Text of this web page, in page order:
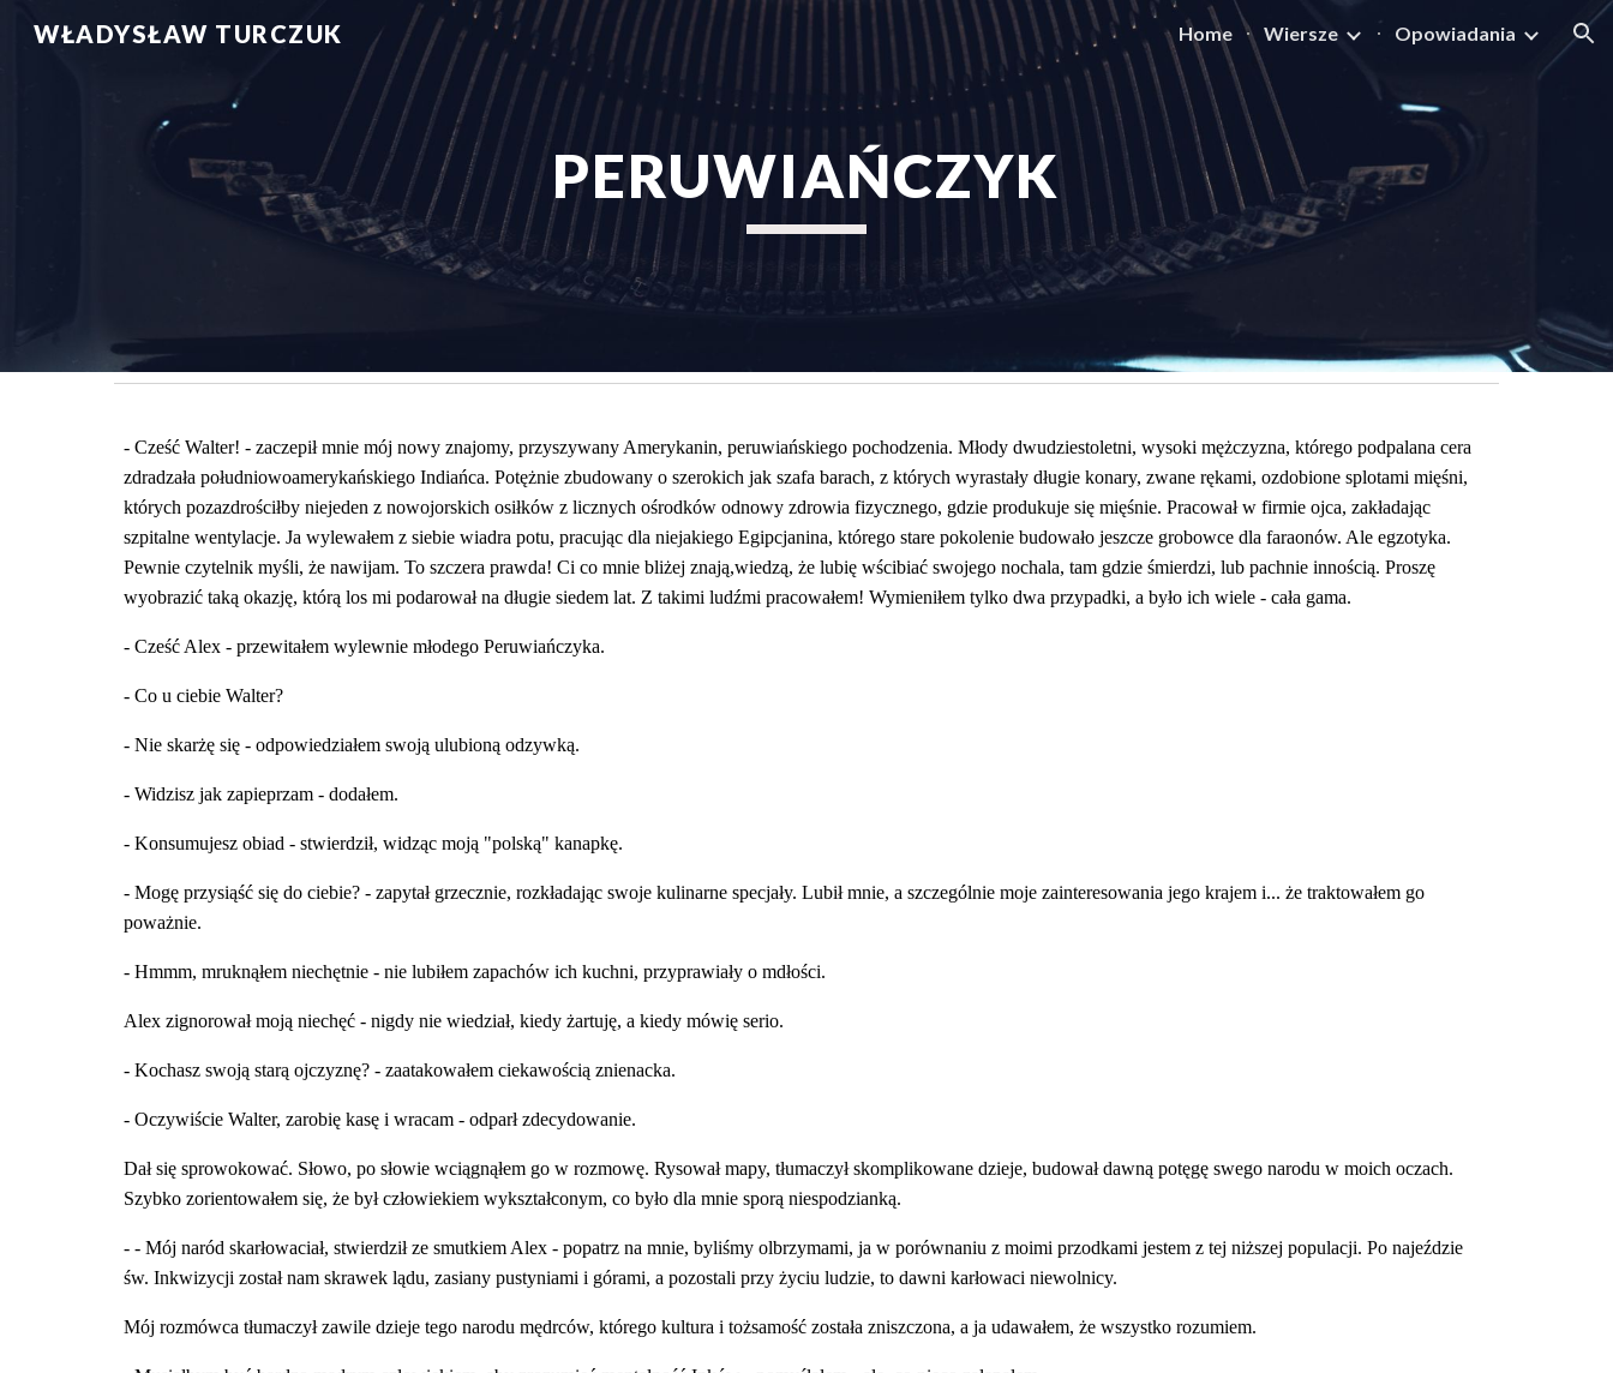
Skip to main content Skip to navigation
WŁADYSŁAW TURCZUK Home Wiersze Opowiadania
PERUWIAŃCZYK
- Cześć Walter! - zaczepił mnie mój nowy znajomy, przyszywany Amerykanin, peruwiańskiego pochodzenia. Młody dwudziestoletni, wysoki mężczyzna, którego podpalana cera
zdradzała południowoamerykańskiego Indiańca. Potężnie zbudowany o szerokich jak szafa barach, z których wyrastały długie konary, zwane rękami, ozdobione splotami mięśni,
których pozazdrościłby niejeden z nowojorskich osiłków z licznych ośrodków odnowy zdrowia fizycznego, gdzie produkuje się mięśnie. Pracował w firmie ojca, zakładając
szpitalne wentylacje. Ja wylewałem z siebie wiadra potu, pracując dla niejakiego Egipcjanina, którego stare pokolenie budowało jeszcze grobowce dla faraonów. Ale egzotyka.
Pewnie czytelnik myśli, że nawijam. To szczera prawda! Ci co mnie bliżej znają,wiedzą, że lubię wścibiać swojego nochala, tam gdzie śmierdzi, lub pachnie innością. Proszę
wyobrazić taką okazję, którą los mi podarował na długie siedem lat. Z takimi ludźmi pracowałem! Wymieniłem tylko dwa przypadki, a było ich wiele - cała gama.
- Cześć Alex - przewitałem wylewnie młodego Peruwiańczyka.
- Co u ciebie Walter?
- Nie skarżę się - odpowiedziałem swoją ulubioną odzywką.
- Widzisz jak zapieprzam - dodałem.
- Konsumujesz obiad - stwierdził, widząc moją "polską" kanapkę.
- Mogę przysiąść się do ciebie? - zapytał grzecznie, rozkładając swoje kulinarne specjały. Lubił mnie, a szczególnie moje zainteresowania jego krajem i... że traktowałem go
poważnie.
- Hmmm, mruknąłem niechętnie - nie lubiłem zapachów ich kuchni, przyprawiały o mdłości.
Alex zignorował moją niechęć - nigdy nie wiedział, kiedy żartuję, a kiedy mówię serio.
- Kochasz swoją starą ojczyznę? - zaatakowałem ciekawością znienacka.
- Oczywiście Walter, zarobię kasę i wracam - odparł zdecydowanie.
Dał się sprowokować. Słowo, po słowie wciągnąłem go w rozmowę. Rysował mapy, tłumaczył skomplikowane dzieje, budował dawną potęgę swego narodu w moich oczach.
Szybko zorientowałem się, że był człowiekiem wykształconym, co było dla mnie sporą niespodzianką.
- - Mój naród skarłowaciał, stwierdził ze smutkiem Alex - popatrz na mnie, byliśmy olbrzymami, ja w porównaniu z moimi przodkami jestem z tej niższej populacji. Po najeździe
św. Inkwizycji został nam skrawek lądu, zasiany pustyniami i górami, a pozostali przy życiu ludzie, to dawni karłowaci niewolnicy.
Mój rozmówca tłumaczył zawile dzieje tego narodu mędrców, którego kultura i tożsamość została zniszczona, a ja udawałem, że wszystko rozumiem.